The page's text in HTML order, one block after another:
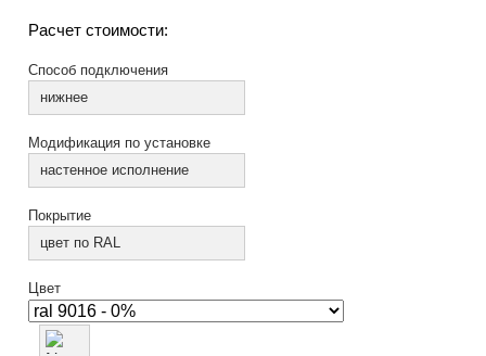
Расчет стоимости:
Способ подключения
нижнее
Модификация по установке
настенное исполнение
Покрытие
цвет по RAL
Цвет